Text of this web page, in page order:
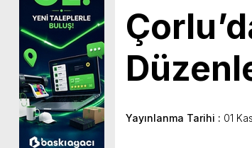
Yayınlanma Tarihi : 01